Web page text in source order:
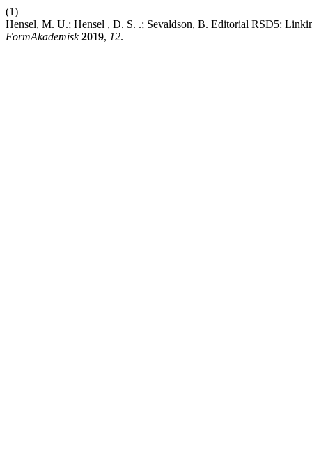
(1)
Hensel, M. U.; Hensel , D. S. .; Sevaldson, B. Editorial RSD5:
FormAkademisk 2019, 12.